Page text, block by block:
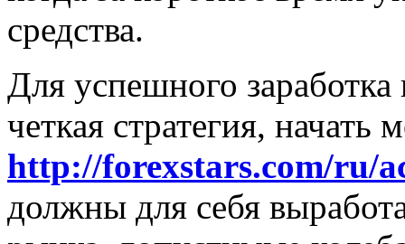
средства.
Для успешного
четкая стратегия, начать
http://forexstars.com/ru/
должны для себя